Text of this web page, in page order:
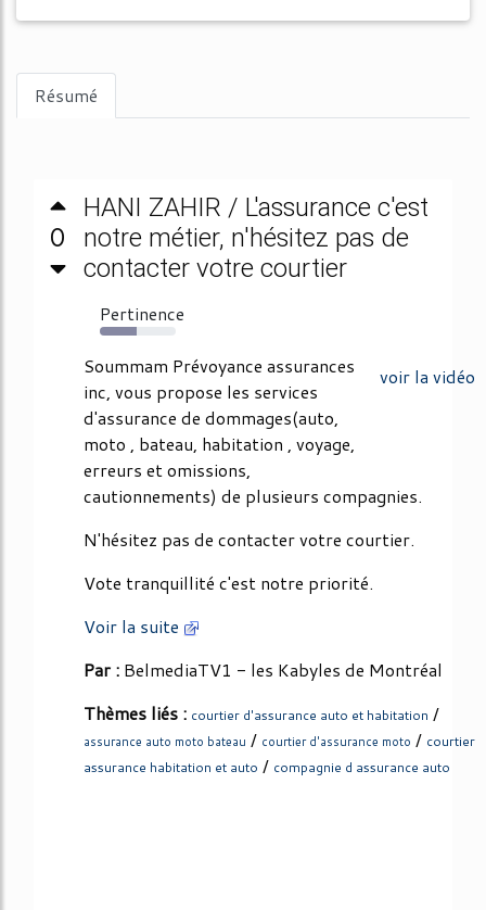
Résumé
0
HANI ZAHIR / L'assurance c'est
notre métier, n'hésitez pas de
contacter votre courtier
Pertinence
48%
voir la vidéo
Soummam Prévoyance assurances
inc, vous propose les services
d'assurance de dommages(auto,
moto , bateau, habitation , voyage,
erreurs et omissions,
cautionnements) de plusieurs compagnies.
N'hésitez pas de contacter votre courtier.
Vote tranquillité c'est notre priorité.
Voir la suite
Par : BelmediaTV1 - les Kabyles de Montréal
Thèmes liés : courtier d'assurance auto et habitation /
assurance auto moto bateau / courtier d'assurance moto / courtier
assurance habitation et auto / compagnie d assurance auto